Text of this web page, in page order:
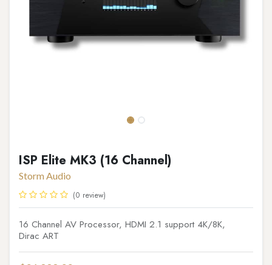
ISP Elite MK3 (16 Channel)
Storm Audio
(0 review)
16 Channel AV Processor, HDMI 2.1 support 4K/8K,
Dirac ART